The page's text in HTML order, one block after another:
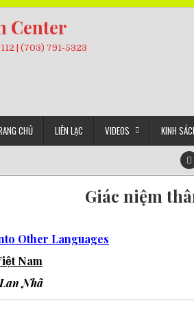
Center
| (703) 791-5323
CHỦ LIÊN LẠC VIDEOS KINH
Giác niệm
Other Languages
Nam
Nhã